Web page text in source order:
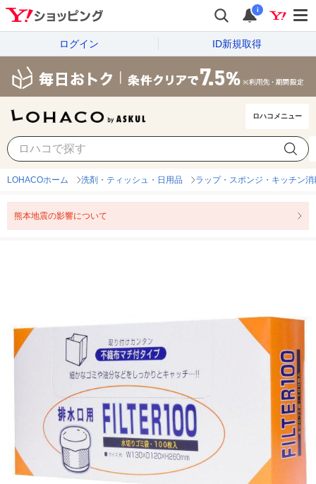
i
ログイン ID新規取得
ロハコメニュー
LOHACOホーム 洗剤・ティッシュ・日用品 ラップ・スポンジ・キッチン消
熊本地震の影響について